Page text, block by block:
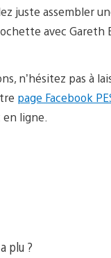
juste assembler
avec Gareth
n’hésitez pas à
page Facebook
ligne.
plu ?